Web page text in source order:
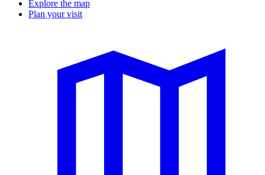
Explore the map
Plan your visit